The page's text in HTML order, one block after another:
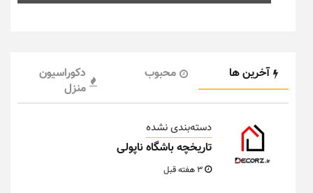
آخرین ها محبوب
دکوراسیون
منزل
دسته‌بندی نشده
تاریخچه باشگاه ناپولی